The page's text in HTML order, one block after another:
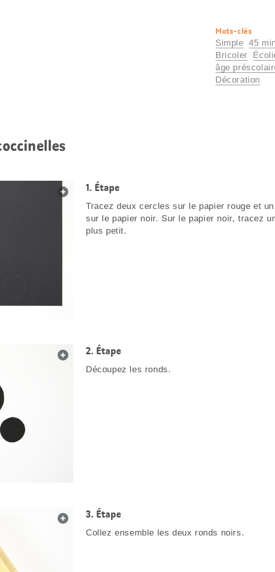
Informations
utiles
Mots-clés
Simple 45
Bricoler
âge
Décoration
web.lightbox.openLink
Étape
Tracez deux cercles sur le papier rouge et
sur le papier noir. Sur le papier noir, tracez
plus petit.
web.lightbox.openLink
Étape
Découpez les ronds.
web.lightbox.openLink
Étape
Collez ensemble les deux ronds noirs.